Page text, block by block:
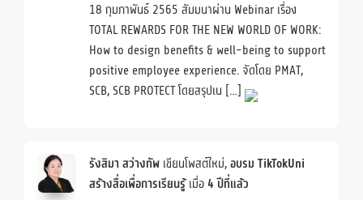
18 กุมภาพันธ์ 2565 สัมมนาผ่าน Webinar เรื่อง
TOTAL REWARDS FOR THE NEW WORLD OF WORK:
How to design benefits & well-being to support
positive employee experience. จัดโดย PMAT,
SCB, SCB PROTECT โดยสรุปเน […]
รังสิมา สว่างทัพ เขียนโพสต์ใหม่, อบรม TikTokUni
สร้างสื่อเพื่อการเรียนรู้เมื่อ 4 ปีที่แล้ว